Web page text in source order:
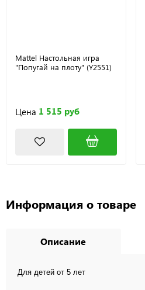
Mattel Настольная игра
"Попугай на плоту" (Y2551)
Цена 1 515 руб
Информация о товаре
Описание
Для детей от 5 лет